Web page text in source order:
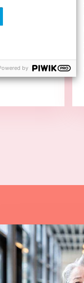
en
af met
design
onderwijs:
maar als
leerproces.
by